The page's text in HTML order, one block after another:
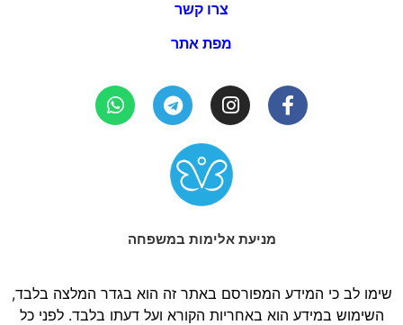
צרו קשר
מפת אתר
מניעת אלימות במשפחה
שימו לב כי המידע המפורסם באתר זה הוא בגדר המלצה בלבד,
השימוש במידע הוא באחריות הקורא ועל דעתו בלבד. לפני כל